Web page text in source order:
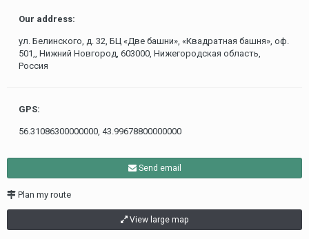
Our address:
ул. Белинского, д. 32, БЦ «Две башни», «Квадратная башня», оф.
501,, Нижний Новгород, 603000, Нижегородская область,
Россия
GPS:
56.31086300000000, 43.99678800000000
Send email
Plan my route
View large map